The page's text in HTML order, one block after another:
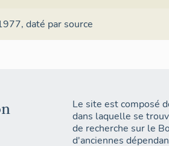
daté par source
Le site est composé
dans laquelle se
de recherche sur le
d'anciennes